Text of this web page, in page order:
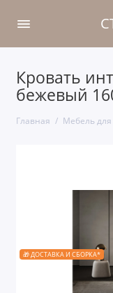
Кровать
бежевый
Главная Мебель
🎁 ДОСТАВКА И СБОРКА*